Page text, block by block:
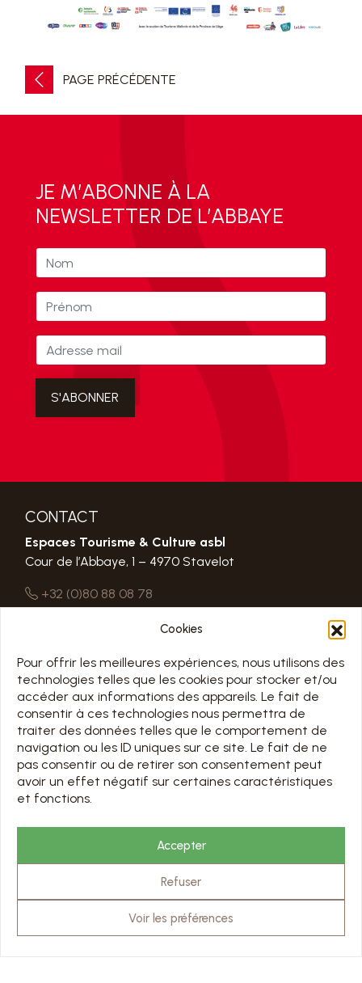
Cookies
Pour offrir les meilleures expériences, nous utilisons des
technologies telles que les cookies pour stocker et/ou
accéder aux informations des appareils. Le fait de
consentir à ces technologies nous permettra de
traiter des données telles que le comportement de
navigation ou les ID uniques sur ce site. Le fait de ne
pas consentir ou de retirer son consentement peut
avoir un effet négatif sur certaines caractéristiques
et fonctions.
Accepter
Refuser
Voir les préférences
PAGE PRÉCÉDENTE
JE M’ABONNE À LA
NEWSLETTER DE L’ABBAYE
CONTACT
Espaces Tourisme & Culture asbl
Cour de l’Abbaye, 1 – 4970 Stavelot
+32 (0)80 88 08 78
MENU
ACCUEIL
DÉCOUVRIR
BRASSERIE DE L’ABBAYE
ACTU & EVENTS